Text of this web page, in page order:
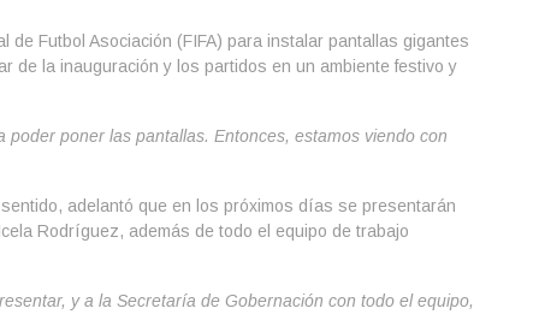
Futbol Asociación (FIFA) para instalar pantallas gigantes
de la inauguración y los partidos en un ambiente festivo y
poner las pantallas. Entonces, estamos viendo con
adelantó que en los próximos días se presentarán
Rodríguez, además de todo el equipo de trabajo
y a la Secretaría de Gobernación con todo el equipo,